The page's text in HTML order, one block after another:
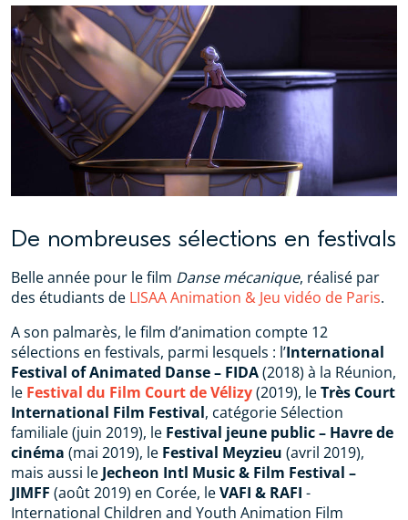
De nombreuses sélections en festivals
Belle année pour le film Danse mécanique, réalisé par
des étudiants de LISAA Animation & Jeu vidéo de Paris.
A son palmarès, le film d’animation compte 12
sélections en festivals, parmi lesquels : l’International
Festival of Animated Danse – FIDA(2018) à la Réunion,
le Festival du Film Court de Vélizy(2019), leTrès Court
International Film Festival, catégorie Sélection
familiale (juin 2019), le Festival jeune public – Havre de
cinéma (mai 2019), le Festival Meyzieu (avril 2019),
mais aussi le Jecheon Intl Music & Film Festival –
JIMFF (août 2019) en Corée, leVAFI & RAFI -
International Children and Youth Animation Film